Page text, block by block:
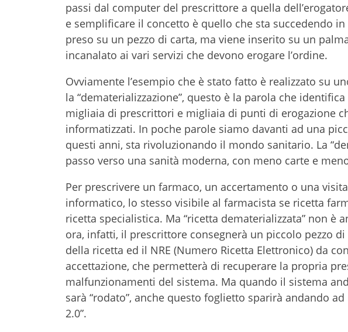
passi dal computer del prescrittore a quella
e semplificare il concetto è quello che sta succedendo
preso su un pezzo di carta, ma viene inserito su un
incanalato ai vari servizi che devono erogare l’ordine.
Ovviamente l’esempio che è stato fatto è realizzato su
la “dematerializzazione”, questo è la parola che
migliaia di prescrittori e migliaia di punti di erogazione
informatizzati. In poche parole siamo davanti ad una
questi anni, sta rivoluzionando il mondo sanitario. La
passo verso una sanità moderna, con meno carte e
Per prescrivere un farmaco, un accertamento o una
informatico, lo stesso visibile al farmacista se ricetta
ricetta specialistica. Ma “ricetta dematerializzata” non è
ora, infatti, il prescrittore consegnerà un piccolo pezzo
della ricetta ed il NRE (Numero Ricetta Elettronico) da
accettazione, che permetterà di recuperare la propria
malfunzionamenti del sistema. Ma quando il sistema
sarà “rodato”, anche questo foglietto sparirà andando
2.0”.